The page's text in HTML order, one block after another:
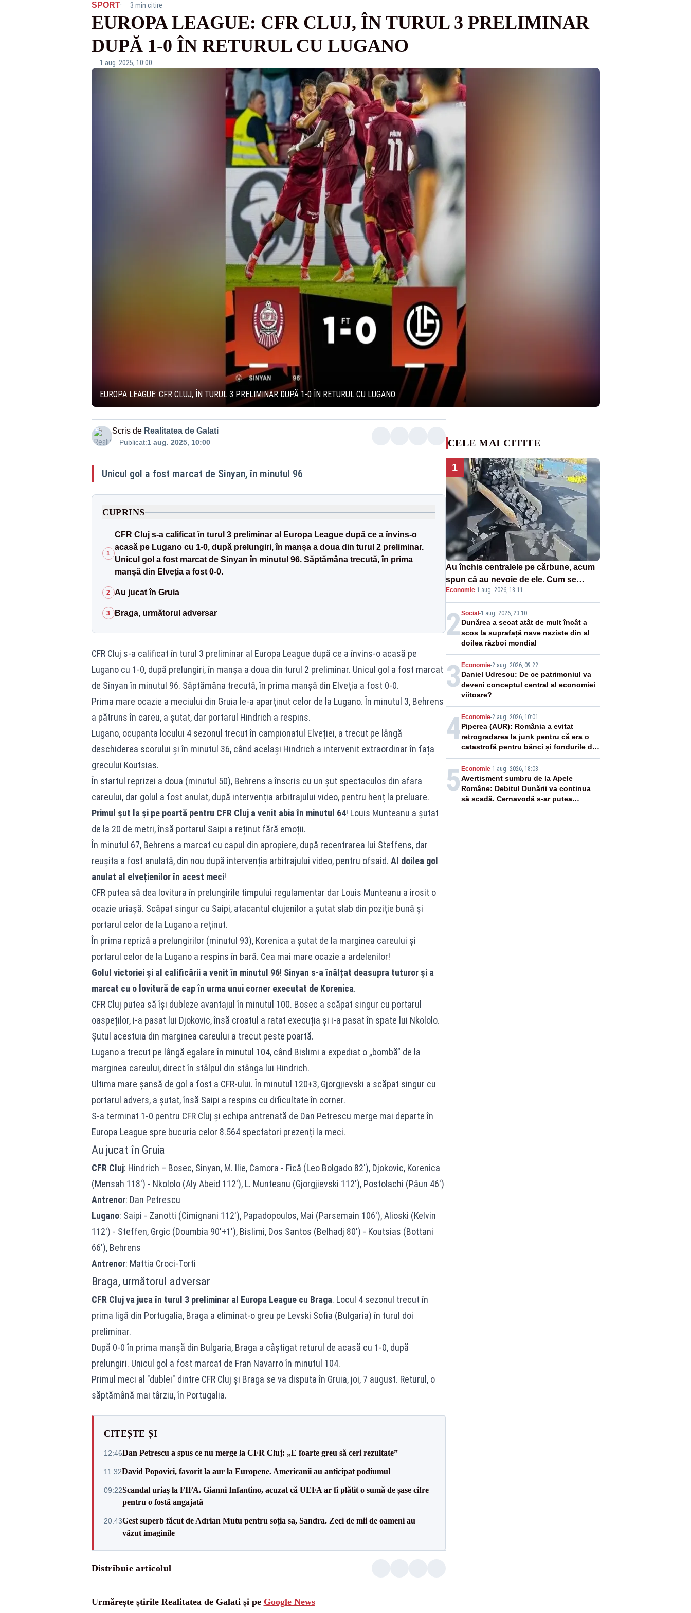
SPORT· 3 min citire
EUROPA LEAGUE: CFR CLUJ, ÎN TURUL 3 PRELIMINAR
DUPĂ 1-0 ÎN RETURUL CU LUGANO
1 aug. 2025, 10:00
EUROPA LEAGUE: CFR CLUJ, ÎN TURUL 3 PRELIMINAR DUPĂ 1-0 ÎN RETURUL CU LUGANO
Scris de Realitatea de Galati
Publicat:1 aug. 2025, 10:00
Unicul gol a fost marcat de Sinyan, în minutul 96
CUPRINS
1
CFR Cluj s-a calificat în turul 3 preliminar al Europa League după ce a învins-o
acasă pe Lugano cu 1-0, după prelungiri, în manșa a doua din turul 2 preliminar.
Unicul gol a fost marcat de Sinyan în minutul 96. Săptămâna trecută, în prima
manșă din Elveția a fost 0-0.
2 Au jucat în Gruia
3 Braga, următorul adversar
CFR Cluj s-a calificat în turul 3 preliminar al Europa League după ce a învins-o acasă pe
Lugano cu 1-0, după prelungiri, în manșa a doua din turul 2 preliminar. Unicul gol a fost marcat
de Sinyan în minutul 96. Săptămâna trecută, în prima manșă din Elveția a fost 0-0.
Prima mare ocazie a meciului din Gruia le-a aparținut celor de la Lugano. În minutul 3, Behrens
a pătruns în careu, a șutat, dar portarul Hindrich a respins.
Lugano, ocupanta locului 4 sezonul trecut în campionatul Elveției, a trecut pe lângă
deschiderea scorului și în minutul 36, când același Hindrich a intervenit extraordinar în fața
grecului Koutsias.
În startul reprizei a doua (minutul 50), Behrens a înscris cu un șut spectaculos din afara
careului, dar golul a fost anulat, după intervenția arbitrajului video, pentru henț la preluare.
Primul șut la și pe poartă pentru CFR Cluj a venit abia în minutul 64! Louis Munteanu a șutat
de la 20 de metri, însă portarul Saipi a reținut fără emoții.
În minutul 67, Behrens a marcat cu capul din apropiere, după recentrarea lui Steffens, dar
reușita a fost anulată, din nou după intervenția arbitrajului video, pentru ofsaid. Al doilea gol
anulat al elvețienilor în acest meci!
CFR putea să dea lovitura în prelungirile timpului regulamentar dar Louis Munteanu a irosit o
ocazie uriașă. Scăpat singur cu Saipi, atacantul clujenilor a șutat slab din poziție bună și
portarul celor de la Lugano a reținut.
În prima repriză a prelungirilor (minutul 93), Korenica a șutat de la marginea careului și
portarul celor de la Lugano a respins în bară. Cea mai mare ocazie a ardelenilor!
Golul victoriei și al calificării a venit în minutul 96! Sinyan s-a înălțat deasupra tuturor și a
marcat cu o lovitură de cap în urma unui corner executat de Korenica.
CFR Cluj putea să își dubleze avantajul în minutul 100. Bosec a scăpat singur cu portarul
oaspeților, i-a pasat lui Djokovic, însă croatul a ratat execuția și i-a pasat în spate lui Nkololo.
Șutul acestuia din marginea careului a trecut peste poartă.
Lugano a trecut pe lângă egalare în minutul 104, când Bislimi a expediat o „bombă” de la
marginea careului, direct în stâlpul din stânga lui Hindrich.
Ultima mare șansă de gol a fost a CFR-ului. În minutul 120+3, Gjorgjievski a scăpat singur cu
portarul advers, a șutat, însă Saipi a respins cu dificultate în corner.
S-a terminat 1-0 pentru CFR Cluj și echipa antrenată de Dan Petrescu merge mai departe în
Europa League spre bucuria celor 8.564 spectatori prezenți la meci.
Au jucat în Gruia
CFR Cluj: Hindrich – Bosec, Sinyan, M. Ilie, Camora - Fică (Leo Bolgado 82'), Djokovic, Korenica
(Mensah 118') - Nkololo (Aly Abeid 112'), L. Munteanu (Gjorgjievski 112'), Postolachi (Păun 46')
Antrenor: Dan Petrescu
Lugano: Saipi - Zanotti (Cimignani 112'), Papadopoulos, Mai (Parsemain 106'), Alioski (Kelvin
112') - Steffen, Grgic (Doumbia 90'+1'), Bislimi, Dos Santos (Belhadj 80') - Koutsias (Bottani
66'), Behrens
Antrenor: Mattia Croci-Torti
Braga, următorul adversar
CFR Cluj va juca în turul 3 preliminar al Europa League cu Braga. Locul 4 sezonul trecut în
prima ligă din Portugalia, Braga a eliminat-o greu pe Levski Sofia (Bulgaria) în turul doi
preliminar.
După 0-0 în prima manșă din Bulgaria, Braga a câștigat returul de acasă cu 1-0, după
prelungiri. Unicul gol a fost marcat de Fran Navarro în minutul 104.
Primul meci al "dublei" dintre CFR Cluj și Braga se va disputa în Gruia, joi, 7 august. Returul, o
săptămână mai târziu, în Portugalia.
CITEȘTE ȘI
12:46Dan Petrescu a spus ce nu merge la CFR Cluj: „E foarte greu să ceri rezultate”
11:32David Popovici, favorit la aur la Europene. Americanii au anticipat podiumul
09:22Scandal uriaș la FIFA. Gianni Infantino, acuzat că UEFA ar fi plătit o sumă de șase cifre
pentru o fostă angajată
20:43Gest superb făcut de Adrian Mutu pentru soția sa, Sandra. Zeci de mii de oameni au
văzut imaginile
Distribuie articolul
Urmărește știrile Realitatea de Galati și pe Google News
CELE MAI CITITE
1
Au închis centralele pe cărbune, acum
spun că au nevoie de ele. Cum se
pasează vina în plină criză energetică
Economie·1 aug. 2026, 18:11
2Social -1 aug. 2026, 23:10
Dunărea a secat atât de mult încât a
scos la suprafață nave naziste din al
doilea război mondial
3 Economie-2 aug. 2026, 09:22
Daniel Udrescu: De ce patrimoniul va
deveni conceptul central al economiei
viitoare?
4 Economie-2 aug. 2026, 10:01
Piperea (AUR): România a evitat
retrogradarea la junk pentru că era o
catastrofă pentru bănci și fondurile de
pensii
5 Economie-1 aug. 2026, 18:08
Avertisment sumbru de la Apele
Române: Debitul Dunării va continua
să scadă. Cernavodă s-ar putea